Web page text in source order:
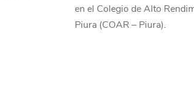
en el Colegio de Alto
Piura (COAR – Piura).